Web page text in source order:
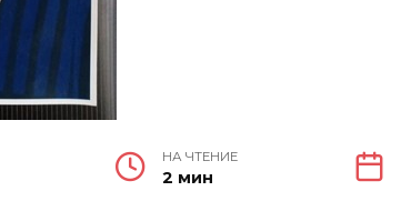
НА ЧТЕНИЕ
2 мин